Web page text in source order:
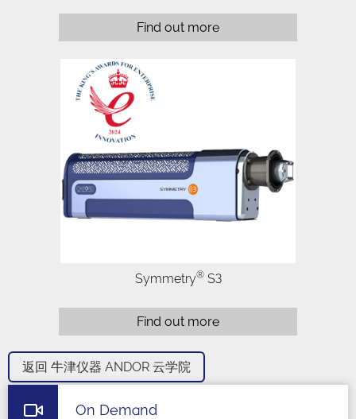
Find out more
Symmetry®S3
Find out more
返回 牛津仪器 ANDOR 云学院
On Demand